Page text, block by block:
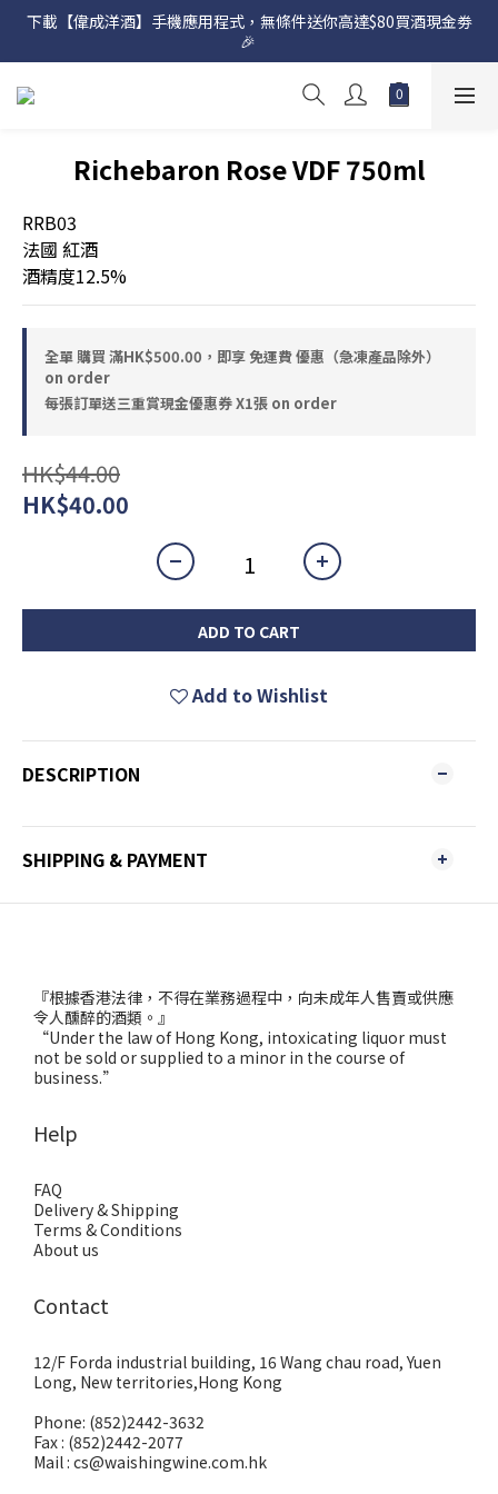
網店購滿 $500 即享免費送貨服務📦
下載【偉成洋酒】手機應用程式，無條件送你高達$80買酒現金劵
🎉
網店購滿 $500 即享免費送貨服務📦
Richebaron Rose VDF 750ml
RRB03
法國 紅酒
酒精度12.5%
全單 購買 滿HK$500.00，即享 免運費 優惠（急凍產品除外）
on order
每張訂單送三重賞現金優惠券 X1張 on order
HK$44.00
HK$40.00
ADD TO CART
Add to Wishlist
DESCRIPTION
SHIPPING & PAYMENT
『根據香港法律，不得在業務過程中，向未成年人售賣或供應
令人醺醉的酒類。』
“Under the law of Hong Kong, intoxicating liquor must
not be sold or supplied to a minor in the course of
business.”
Help
FAQ
Delivery & Shipping
Terms & Conditions
About us
Contact
12/F Forda industrial building, 16 Wang chau road, Yuen
Long, New territories,Hong Kong
Phone: (852)2442-3632
Fax : (852)2442-2077
Mail : cs@waishingwine.com.hk